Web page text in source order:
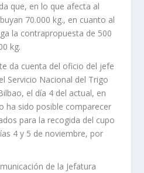
que, en lo que afecta al
70.000 kg., en cuanto al
la contrapropuesta de 500
kg.
da cuenta del oficio del jefe
Servicio Nacional del Trigo
el día 4 del actual, en
ha sido posible comparecer
para la recogida del cupo
4 y 5 de noviembre, por
de la Jefatura